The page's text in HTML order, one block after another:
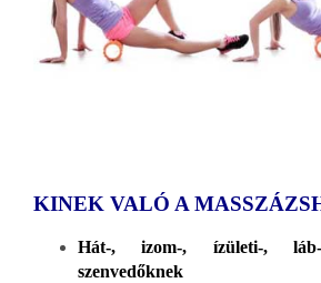
KINEK VALÓ A
Hát-, izom-, ízületi-, láb-
szenvedőknek